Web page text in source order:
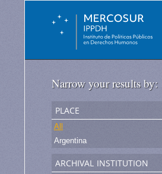
Narrow your results by:
place
All
Argentina
archival institution